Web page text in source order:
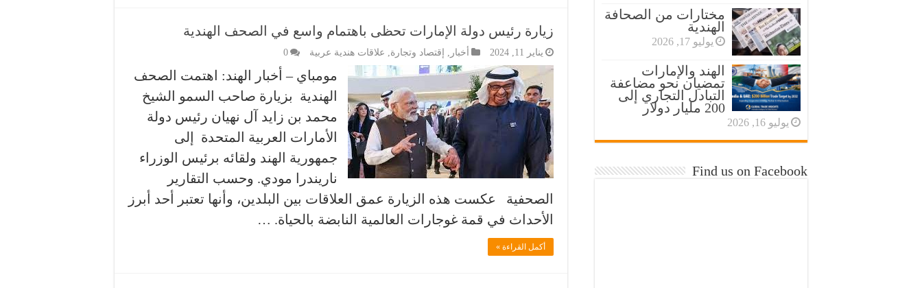
زيارة رئيس دولة الإمارات تحظى باهتمام واسع في الصحف الهندية
يناير 11, 2024 أخبار , إقتصاد وتجارة, علاقات هندية عربية 0
مومباي – أخبار الهند: اهتمت الصحف
الهندية بزيارة صاحب السمو الشيخ
محمد بن زايد آل نهيان رئيس دولة
الأمارات العربية المتحدة إلى
جمهورية الهند ولقائه برئيس الوزراء
ناريندرا مودي. وحسب التقارير
الصحفية عكست هذه الزيارة عمق العلاقات بين البلدين، وأنها تعتبر أحد أبرز
الأحداث في قمة غوجارات العالمية النابضة بالحياة. …
أكمل القراءة »
مختارات من الصحافة
الهندية
يوليو 17, 2026
الهند والإمارات
تمضيان نحو مضاعفة
التبادل التجاري إلى
200 مليار دولار
يوليو 16, 2026
Find us on Facebook